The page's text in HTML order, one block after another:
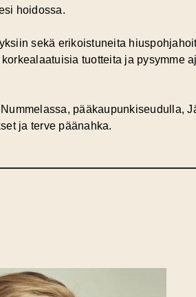
hoidossa.
sekä erikoistuneita
tuotteita ja pysymme
pääkaupunkiseudulla,
ja terve päänahka.